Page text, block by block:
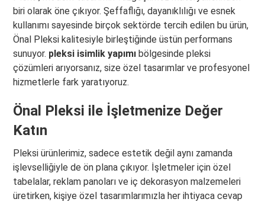
biri olarak öne çıkıyor. Şeffaflığı, dayanıklılığı ve esnek
kullanımı sayesinde birçok sektörde tercih edilen bu ürün,
Önal Pleksi kalitesiyle birleştiğinde üstün performans
sunuyor. pleksi isimlik yapımı bölgesinde pleksi
çözümleri arıyorsanız, size özel tasarımlar ve profesyonel
hizmetlerle fark yaratıyoruz.
Önal Pleksi ile İşletmenize Değer
Katın
Pleksi ürünlerimiz, sadece estetik değil aynı zamanda
işlevselliğiyle de ön plana çıkıyor. İşletmeler için özel
tabelalar, reklam panoları ve iç dekorasyon malzemeleri
üretirken, kişiye özel tasarımlarımızla her ihtiyaca cevap